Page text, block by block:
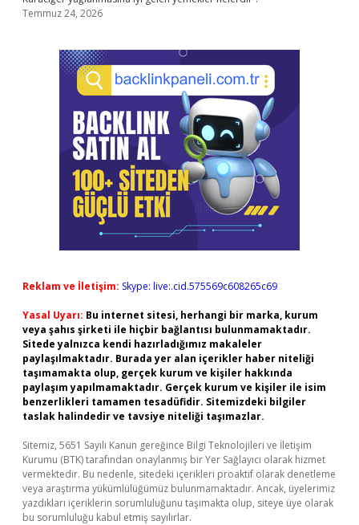
Temmuz 24, 2026
Reklam ve İletişim: Skype: live:.cid.575569c608265c69
Yasal Uyarı: Bu internet sitesi, herhangi bir marka, kurum
veya şahıs şirketi ile hiçbir bağlantısı bulunmamaktadır.
Sitede yalnızca kendi hazırladığımız makaleler
paylaşılmaktadır. Burada yer alan içerikler haber niteliği
taşımamakta olup, gerçek kurum ve kişiler hakkında
paylaşım yapılmamaktadır. Gerçek kurum ve kişiler ile isim
benzerlikleri tamamen tesadüfidir. Sitemizdeki bilgiler
taslak halindedir ve tavsiye niteliği taşımazlar.
Sitemiz, 5651 Sayılı Kanun gereğince Bilgi Teknolojileri ve İletişim
Kurumu (BTK) tarafından onaylanmış bir Yer Sağlayıcı olarak hizmet
vermektedir. Bu nedenle, sitedeki içerikleri proaktif olarak denetleme
veya araştırma yükümlülüğümüz bulunmamaktadır. Ancak, üyelerimiz
yazdıkları içeriklerin sorumluluğunu taşımakta olup, siteye üye olarak
bu sorumluluğu kabul etmiş sayılırlar.